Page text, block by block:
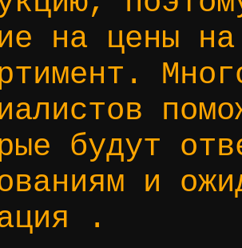
на цены
будут
и
.